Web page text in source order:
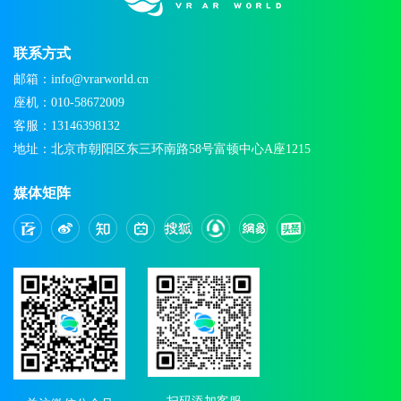
联系方式
邮箱：info@vrarworld.cn
座机：010-58672009
客服：13146398132
地址：北京市朝阳区东三环南路58号富顿中心A座1215
媒体矩阵